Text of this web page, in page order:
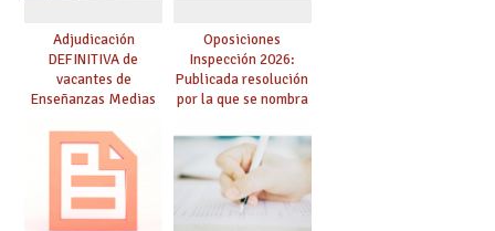
Adjudicación
DEFINITIVA de
vacantes de
Enseñanzas Medias
Oposiciones
Inspección 2026:
Publicada resolución
por la que se nombra
prácticas, se regulan
dichas prácticas y se
convoca acto público
de adjudicación